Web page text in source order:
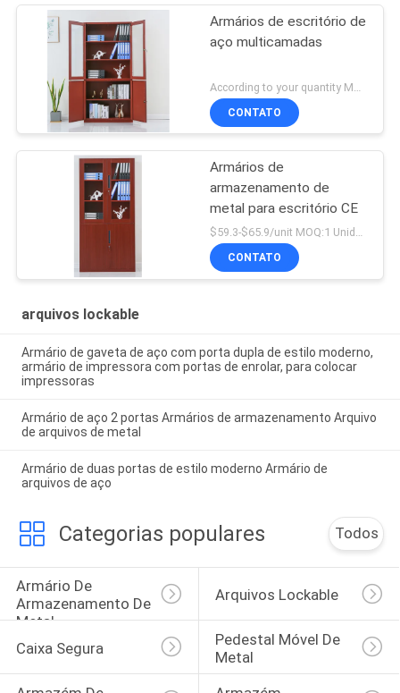
Armários de escritório de
aço multicamadas
CONTATO
Armários de
armazenamento de
metal para escritório CE
$59.3-$65.9/unit MOQ:1 Unidade
CONTATO
arquivos lockable
Armário de gaveta de aço com porta dupla de estilo moderno,
armário de impressora com portas de enrolar, para colocar
impressoras
Armário de aço 2 portas Armários de armazenamento Arquivo
de arquivos de metal
Armário de duas portas de estilo moderno Armário de
arquivos de aço
Categorias populares Todos
Armário De
Armazenamento De
Metal
Arquivos Lockable
Caixa Segura
Pedestal Móvel De
Metal